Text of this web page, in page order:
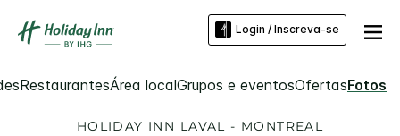
Login / Inscreva-se
RestaurantesÁrea localGrupos e eventosOfertasFotos
HOLIDAY INN LAVAL - MONTREAL